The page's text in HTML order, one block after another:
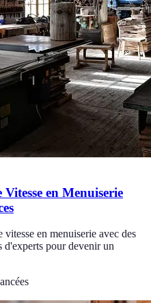
en Menuiserie
en menuiserie avec des
d'experts pour devenir un